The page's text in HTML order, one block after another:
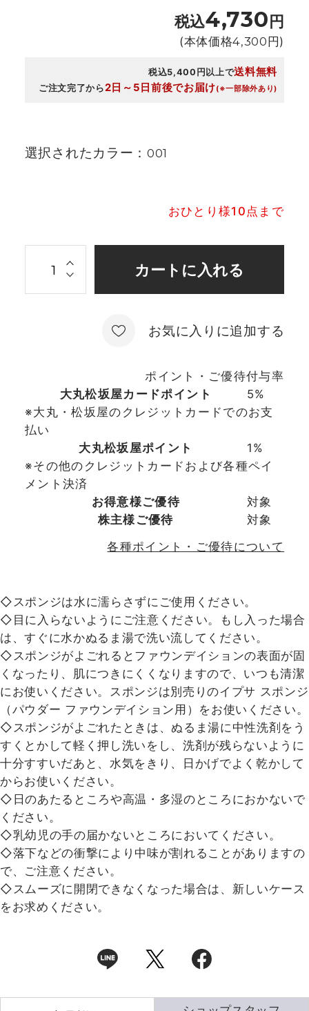
税込4,730 円
(本体価格4,300 円)
税込5,400円以上で送料無料
ご注文完了から2日～5日前後でお届け(※一部除外あり)
選択されたカラー： 001
おひとり様10点まで
お気に入りに追加する
ポイント・ご優待付与率
大丸松坂屋カードポイント
5%
※大丸・松坂屋のクレジットカードでのお支
払い
大丸松坂屋ポイント
1%
※その他のクレジットカードおよび各種ペイ
メント決済
お得意様ご優待
対象
株主様ご優待
対象
各種ポイント・ご優待について
◇スポンジは水に濡らさずにご使用ください。
◇目に入らないようにご注意ください。もし入った場合
は、すぐに水かぬるま湯で洗い流してください。
◇スポンジがよごれるとファウンデイションの表面が固
くなったり、肌につきにくくなりますので、いつも清潔
にお使いください。スポンジは別売りのイプサ スポンジ
（パウダー ファウンデイション用）をお使いください。
◇スポンジがよごれたときは、ぬるま湯に中性洗剤をう
すくとかして軽く押し洗いをし、洗剤が残らないように
十分すすいだあと、水気をきり、日かげでよく乾かして
からお使いください。
◇日のあたるところや高温・多湿のところにおかないで
ください。
◇乳幼児の手の届かないところにおいてください。
◇落下などの衝撃により中味が割れることがありますの
で、ご注意ください。
◇スムーズに開閉できなくなった場合は、新しいケース
をお求めください。